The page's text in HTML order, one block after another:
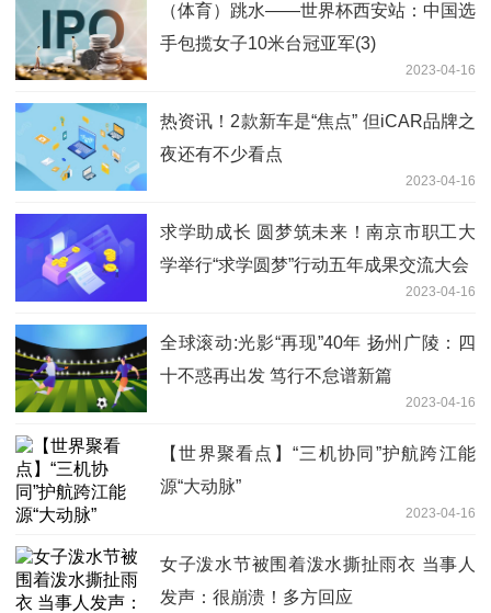
（体育）跳水——世界杯西安站：中国选
手包揽女子10米台冠亚军(3)
2023-04-16
热资讯！2款新车是“焦点” 但iCAR品牌之
夜还有不少看点
2023-04-16
求学助成长 圆梦筑未来！南京市职工大
学举行“求学圆梦”行动五年成果交流大会
2023-04-16
全球滚动:光影“再现”40年 扬州广陵：四
十不惑再出发 笃行不怠谱新篇
2023-04-16
【世界聚看点】“三机协同”护航跨江能
源“大动脉”
2023-04-16
女子泼水节被围着泼水撕扯雨衣 当事人
发声：很崩溃！多方回应